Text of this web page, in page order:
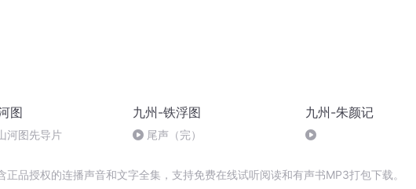
图
河图先导片
九州-铁浮图
尾声（完）
九州-朱颜记
品授权的连播声音和文字全集，支持免费在线试听阅读和有声书MP3打包下载。